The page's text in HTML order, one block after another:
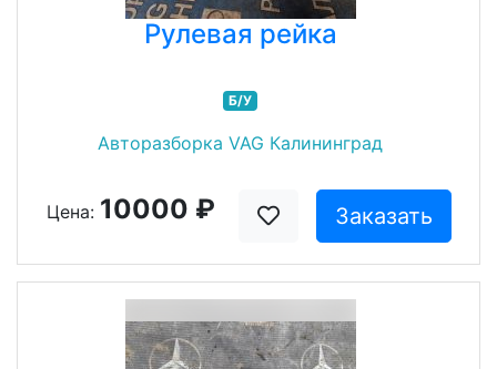
Рулевая рейка
Б/У
Авторазборка VAG Калининград
Цена: 10000 ₽ Заказать